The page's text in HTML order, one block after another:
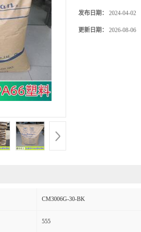
发布日期： 2024-04-02
更新日期： 2026-08-06
CM3006G-30-BK
555